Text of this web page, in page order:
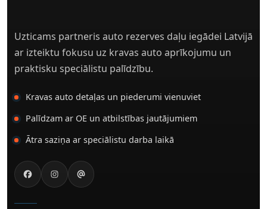
Uzticams partneris auto rezerves daļu iegādei Latvijā
ar izteiktu fokusu uz kravas auto aprīkojumu un
praktisku speciālistu palīdzību.
Kravas auto detaļas un piederumi vienuviet
Palīdzam ar OE un atbilstības jautājumiem
Ātra saziņa ar speciālistu darba laikā